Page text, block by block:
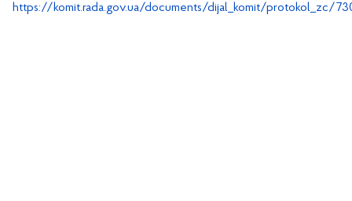
https://komit.rada.gov.ua/documents/dijal_komit/protokol_zc/